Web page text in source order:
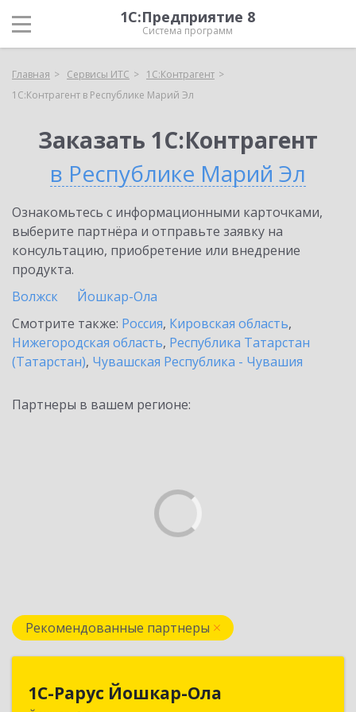
1С:Предприятие 8
Система программ
Главная Сервисы ИТС
1С:Контрагент
1С:Контрагент в Республике Марий Эл
Заказать 1С:Контрагент
в Республике Марий Эл
Ознакомьтесь с информационными карточками,
выберите партнёра и отправьте заявку на
консультацию, приобретение или внедрение
продукта.
Волжск
Йошкар-Ола
Смотрите также: Россия, Кировская область,
Нижегородская область, Республика Татарстан
(Татарстан), Чувашская Республика - Чувашия
Партнеры в вашем регионе:
Рекомендованные партнеры
1С-Рарус Йошкар-Ола